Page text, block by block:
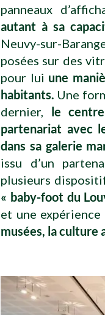
panneaux
autant à sa
Neuvy-sur-
posées sur des
pour lui une
habitants. Une
dernier, le
partenariat avec
dans sa galerie
issu d’un
plusieurs
« baby-foot du
et une
musées, la culture